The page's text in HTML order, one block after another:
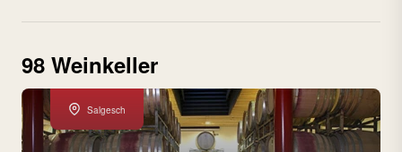
98 Weinkeller
Salgesch